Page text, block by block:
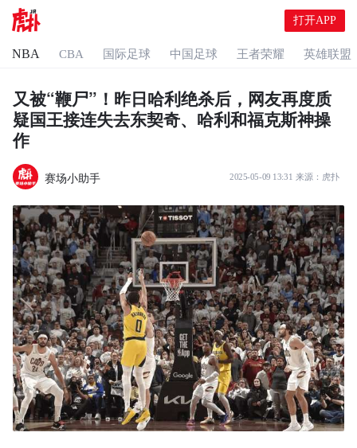
打开APP
NBA CBA 国际足球 中国足球 王者荣耀 英雄联盟
又被“鞭尸”！昨日哈利绝杀后，网友再度质
疑国王接连失去东契奇、哈利和福克斯神操
作
赛场小助手 2025-05-09 13:31 来源： 虎扑